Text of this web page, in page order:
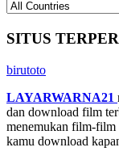
SITUS
birutoto
LAYARWARNA21
dan download film
menemukan film-film
kamu download